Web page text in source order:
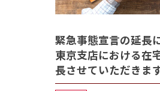
緊急事態宣言の延長
東京支店における在
長させていただきます